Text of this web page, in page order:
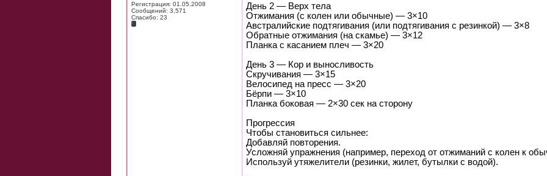
Регистрация: 01.05.2008
Сообщений: 3,571
Спасибо: 23
День 2 — Верх тела
Отжимания (с колен или обычные) — 3×10
Австралийские подтягивания (или подтягивания с резинкой) — 3×8
Обратные отжимания (на скамье) — 3×12
Планка с касанием плеч — 3×20
День 3 — Кор и выносливость
Скручивания — 3×15
Велосипед на пресс — 3×20
Бёрпи — 3×10
Планка боковая — 2×30 сек на сторону
Прогрессия
Чтобы становиться сильнее:
Добавляй повторения.
Усложняй упражнения (например, переход от отжиманий с колен к
Используй утяжелители (резинки, жилет, бутылки с водой).